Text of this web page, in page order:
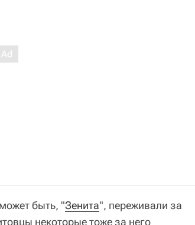
быть, "Зенита", переживали за
некоторые тоже за него